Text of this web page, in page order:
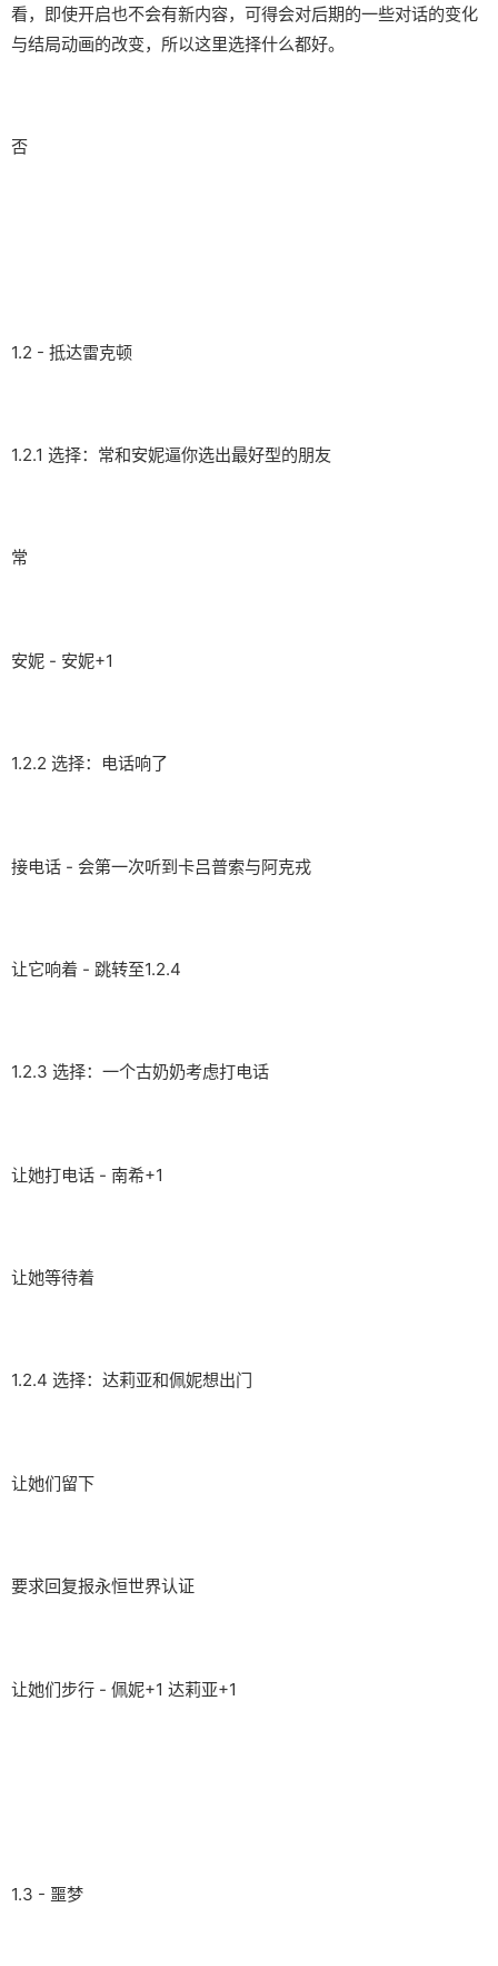
看，即使开启也不会有新内容，可得会对后期的一些对话的变化
与结局动画的改变，所以这里选择什么都好。
否
1.2 - 抵达雷克顿
1.2.1 选择：常和安妮逼你选出最好型的朋友
常
安妮 - 安妮+1
1.2.2 选择：电话响了
接电话 - 会第一次听到卡吕普索与阿克戎
让它响着 - 跳转至1.2.4
1.2.3 选择：一个古奶奶考虑打电话
让她打电话 - 南希+1
让她等待着
1.2.4 选择：达莉亚和佩妮想出门
让她们留下
要求回复报永恒世界认证
让她们步行 - 佩妮+1 达莉亚+1
1.3 - 噩梦